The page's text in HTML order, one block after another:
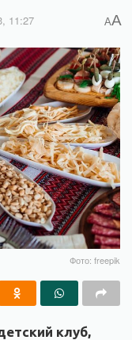
11:27 AA
Фото: freepik
клуб,